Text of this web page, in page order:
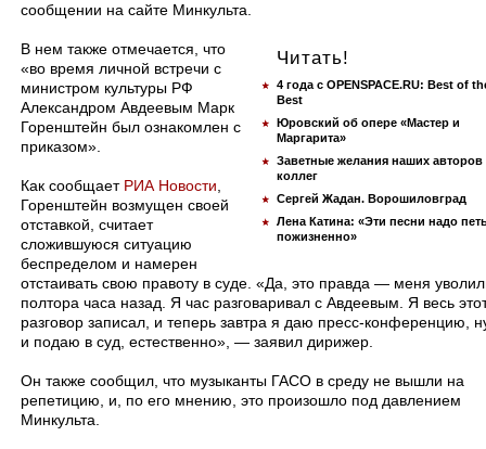
сообщении на сайте Минкульта.
Читать!
4 года с OPENSPACE.RU: Best of
Best
Юровский об опере «Мастер и
Маргарита»
Заветные желания наших авторов
коллег
Сергей Жадан. Ворошиловград
Лена Катина: «Эти песни надо
пожизненно»
В нем также отмечается, что
«во время личной встречи с
министром культуры РФ
Александром Авдеевым Марк
Горенштейн был ознакомлен с
приказом».
Как сообщает РИА Новости
Горенштейн возмущен своей
отставкой, считает
сложившуюся ситуацию
беспределом и намерен
отстаивать свою правоту в суде. «Да, это правда — меня
полтора часа назад. Я час разговаривал с Авдеевым. Я весь
разговор записал, и теперь завтра я даю пресс-конференцию,
и подаю в суд, естественно», — заявил дирижер.
Он также сообщил, что музыканты ГАСО в среду не вышли на
репетицию, и, по его мнению, это произошло под давлением
Минкульта.